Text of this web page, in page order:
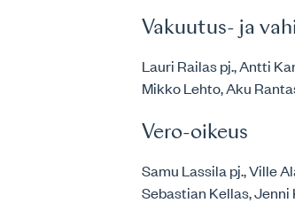
Vakuutus- ja
Lauri Railas pj., Antti
Mikko Lehto, Aku
Vero-oikeus
Samu Lassila pj., Ville
Sebastian Kellas,